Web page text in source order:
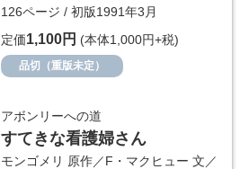
126ページ / 初版1991年3月
定価1,100円 (本体1,000円+税)
品切（重版未定）
アボンリーへの道
すてきな看護婦さん
モンゴメリ 原作／F・マクヒュー 文／